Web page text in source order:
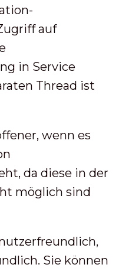
auf
in Service
Thread ist
wenn es
da diese in der
möglich sind
Sie können